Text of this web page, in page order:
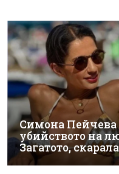
Симона Пейчева
убийството на
Загатото,